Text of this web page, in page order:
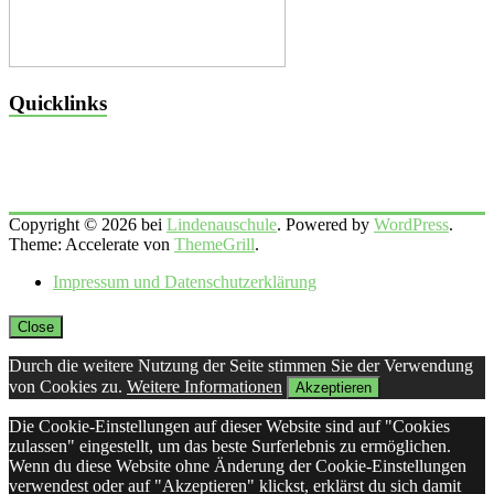
Quicklinks
Copyright © 2026 bei Lindenauschule. Powered by WordPress.
Theme: Accelerate von ThemeGrill.
Impressum und Datenschutzerklärung
Close
Durch die weitere Nutzung der Seite stimmen Sie der Verwendung
von Cookies zu. Weitere Informationen Akzeptieren
Die Cookie-Einstellungen auf dieser Website sind auf "Cookies
zulassen" eingestellt, um das beste Surferlebnis zu ermöglichen.
Wenn du diese Website ohne Änderung der Cookie-Einstellungen
verwendest oder auf "Akzeptieren" klickst, erklärst du sich damit